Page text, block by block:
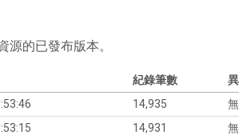
源的已發布版本。
紀錄筆數
14,935
14,931